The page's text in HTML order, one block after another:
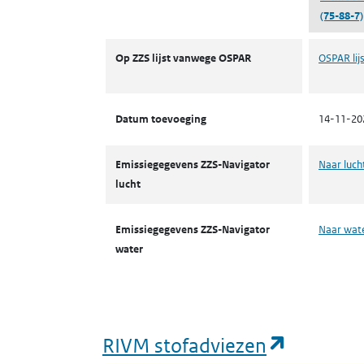
(75-88-7)
Op ZZS lijst vanwege OSPAR OSPAR
Datum toevoeging 14-11-
Emissiegegevens ZZS-Navigator
lucht
Naar
Emissiegegevens ZZS-Navigator
water
Naar
RIVM stofadviezen